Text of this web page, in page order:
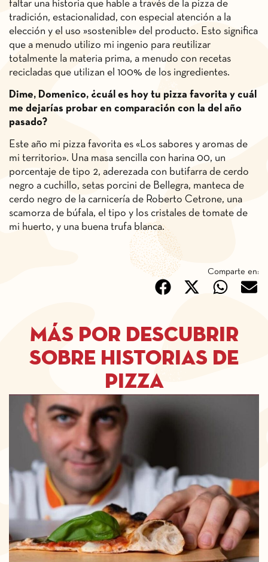
faltar una historia que hable a través de la pizza de
tradición, estacionalidad, con especial atención a la
elección y el uso »sostenible» del producto. Esto significa
que a menudo utilizo mi ingenio para reutilizar
totalmente la materia prima, a menudo con recetas
recicladas que utilizan el 100% de los ingredientes.
Dime, Domenico, ¿cuál es hoy tu pizza favorita y cuál
me dejarías probar en comparación con la del año
pasado?
Este año mi pizza favorita es «Los sabores y aromas de
mi territorio». Una masa sencilla con harina 00, un
porcentaje de tipo 2, aderezada con butifarra de cerdo
negro a cuchillo, setas porcini de Bellegra, manteca de
cerdo negro de la carnicería de Roberto Cetrone, una
scamorza de búfala, el tipo y los cristales de tomate de
mi huerto, y una buena trufa blanca.
Comparte en:
Más por descubrir
sobre historias de
pizza